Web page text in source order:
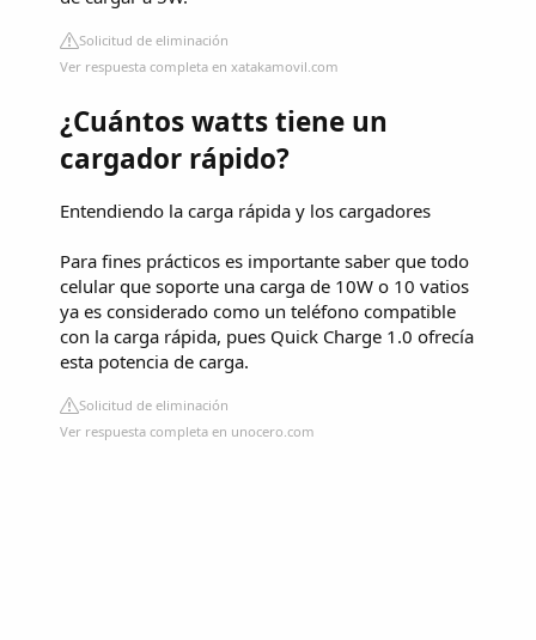
Solicitud de eliminación
Ver respuesta completa en xatakamovil.com
¿Cuántos watts tiene un
cargador rápido?
Entendiendo la carga rápida y los cargadores
Para fines prácticos es importante saber que todo
celular que soporte una carga de 10W o 10 vatios
ya es considerado como un teléfono compatible
con la carga rápida, pues Quick Charge 1.0 ofrecía
esta potencia de carga.
Solicitud de eliminación
Ver respuesta completa en unocero.com